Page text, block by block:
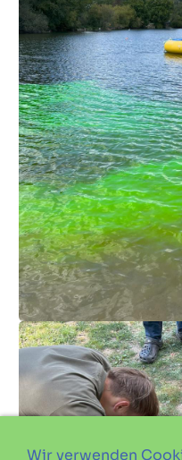
Wir verwenden